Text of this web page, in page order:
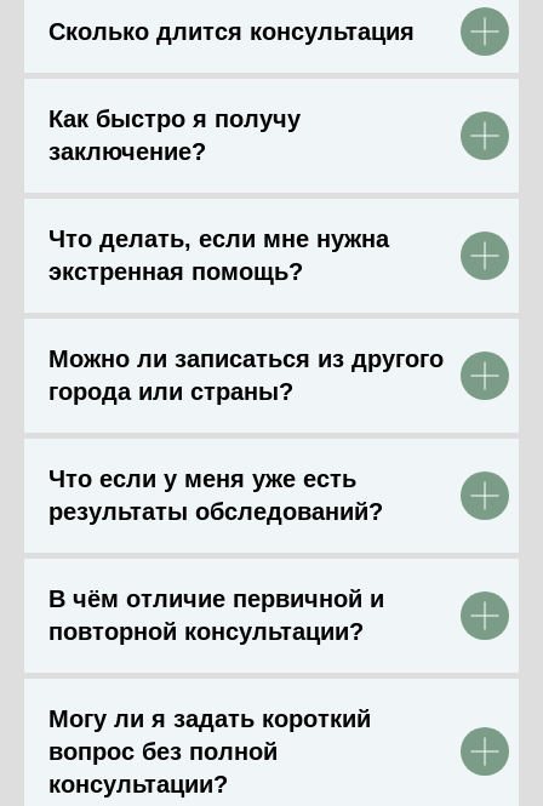
Сколько длится консультация
Как быстро я получу
заключение?
Что делать, если мне нужна
экстренная помощь?
Можно ли записаться из другого
города или страны?
Что если у меня уже есть
результаты обследований?
В чём отличие первичной и
повторной консультации?
Могу ли я задать короткий
вопрос без полной
консультации?